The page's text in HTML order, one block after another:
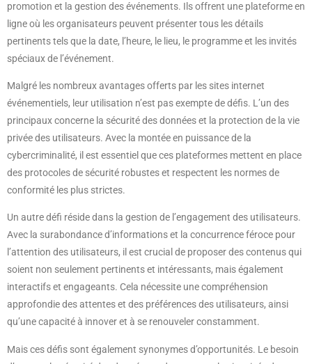
promotion et la gestion des événements. Ils offrent une plateforme en
ligne où les organisateurs peuvent présenter tous les détails
pertinents tels que la date, l’heure, le lieu, le programme et les invités
spéciaux de l’événement.
Malgré les nombreux avantages offerts par les sites internet
événementiels, leur utilisation n’est pas exempte de défis. L’un des
principaux concerne la sécurité des données et la protection de la vie
privée des utilisateurs. Avec la montée en puissance de la
cybercriminalité, il est essentiel que ces plateformes mettent en place
des protocoles de sécurité robustes et respectent les normes de
conformité les plus strictes.
Un autre défi réside dans la gestion de l’engagement des utilisateurs.
Avec la surabondance d’informations et la concurrence féroce pour
l’attention des utilisateurs, il est crucial de proposer des contenus qui
soient non seulement pertinents et intéressants, mais également
interactifs et engageants. Cela nécessite une compréhension
approfondie des attentes et des préférences des utilisateurs, ainsi
qu’une capacité à innover et à se renouveler constamment.
Mais ces défis sont également synonymes d’opportunités. Le besoin